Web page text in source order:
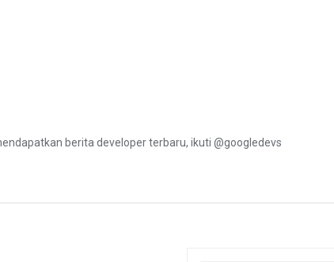
berita developer terbaru, ikuti @googledevs